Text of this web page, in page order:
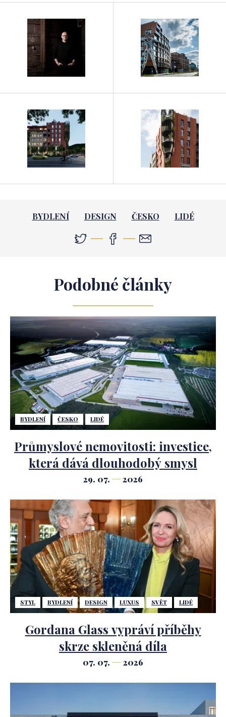
BYDLENÍ DESIGN ČESKO LIDÉ
Podobné články
BYDLENÍ ČESKO LIDÉ
Průmyslové nemovitosti: investice,
která dává dlouhodobý smysl
29. 07. 2026
STYL BYDLENÍ DESIGN LUXUS SVĚT LIDÉ
Gordana Glass vypráví příběhy
skrze skleněná díla
07. 07. 2026